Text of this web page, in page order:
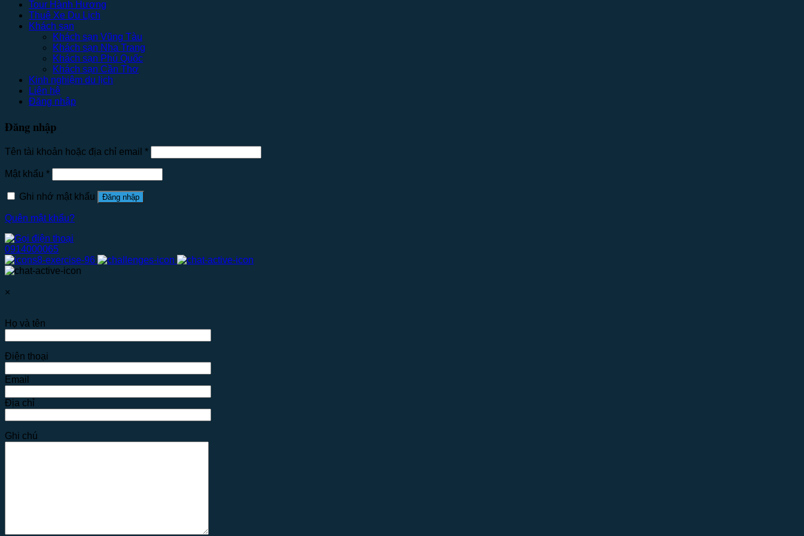
Tour Hành Hương
Thuê Xe Du Lịch
Khách sạn
Khách sạn Vũng Tàu
Khách sạn Nha Trang
Khách sạn Phú Quốc
Khách sạn Cần Thơ
Kinh nghiệm du lịch
Liên hệ
Đăng nhập
Đăng nhập
Tên tài khoản hoặc địa chỉ email *
Mật khẩu *
Ghi nhớ mật khẩu Đăng nhập
Quên mật khẩu?
0914000065
×
Họ và tên
Điện thoại
Email
Địa chỉ
Ghi chú